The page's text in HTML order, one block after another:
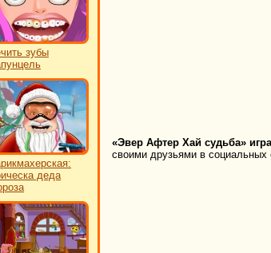
зубы
деда
«Эвер Афтер Хай судьба»
своими друзьями в социальных